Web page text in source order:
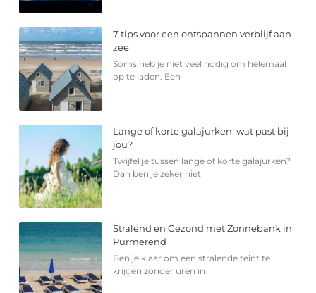
7 tips voor een ontspannen verblijf aan
zee
Soms heb je niet veel nodig om helemaal
op te laden. Een
Lange of korte galajurken: wat past bij
jou?
Twijfel je tussen lange of korte galajurken?
Dan ben je zeker niet
Stralend en Gezond met Zonnebank in
Purmerend
Ben je klaar om een stralende teint te
krijgen zonder uren in